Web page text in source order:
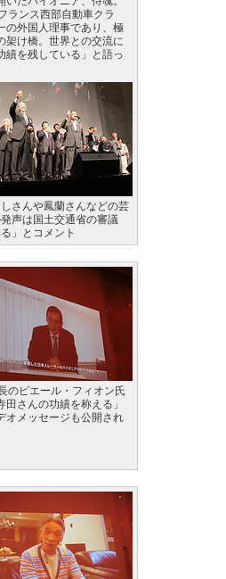
ランス西部自動車クラ
の外国人理事であり、極
架け橋。世界との交流に
績を残している」と語っ
さんや鳳蘭さんなどの芸
声は国土交通省の審議
」とコメント
のピエール・フィオン氏
田さんの功績を称える」
オメッセージも公開され